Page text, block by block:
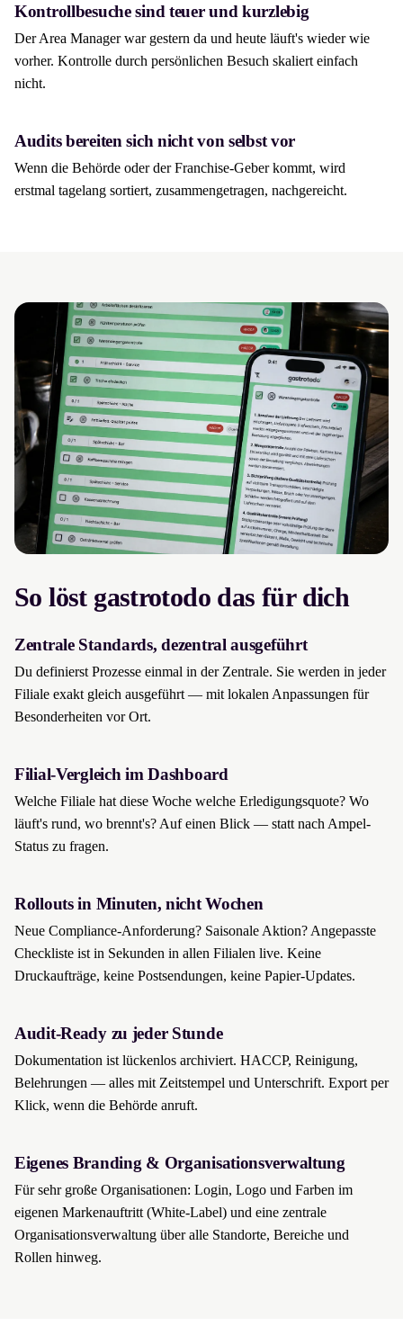
Kontrollbesuche sind teuer und kurzlebig
Der Area Manager war gestern da und heute läuft's wieder wie
vorher. Kontrolle durch persönlichen Besuch skaliert einfach
nicht.
Audits bereiten sich nicht von selbst vor
Wenn die Behörde oder der Franchise-Geber kommt, wird
erstmal tagelang sortiert, zusammengetragen, nachgereicht.
So löst gastrotodo das für dich
Zentrale Standards, dezentral ausgeführt
Du definierst Prozesse einmal in der Zentrale. Sie werden in jeder
Filiale exakt gleich ausgeführt — mit lokalen Anpassungen für
Besonderheiten vor Ort.
Filial-Vergleich im Dashboard
Welche Filiale hat diese Woche welche Erledigungsquote? Wo
läuft's rund, wo brennt's? Auf einen Blick — statt nach Ampel-
Status zu fragen.
Rollouts in Minuten, nicht Wochen
Neue Compliance-Anforderung? Saisonale Aktion? Angepasste
Checkliste ist in Sekunden in allen Filialen live. Keine
Druckaufträge, keine Postsendungen, keine Papier-Updates.
Audit-Ready zu jeder Stunde
Dokumentation ist lückenlos archiviert. HACCP, Reinigung,
Belehrungen — alles mit Zeitstempel und Unterschrift. Export per
Klick, wenn die Behörde anruft.
Eigenes Branding & Organisationsverwaltung
Für sehr große Organisationen: Login, Logo und Farben im
eigenen Markenauftritt (White-Label) und eine zentrale
Organisationsverwaltung über alle Standorte, Bereiche und
Rollen hinweg.